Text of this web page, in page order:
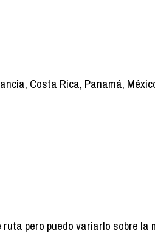
Costa Rica, Panamá,
pero puedo variarlo sobre la